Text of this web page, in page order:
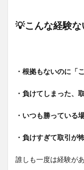
💡こんな経験な
・根拠もないのに「
・負けてしまった、
・いつも勝っている
・負けすぎて取引が
誰しも一度は経験が